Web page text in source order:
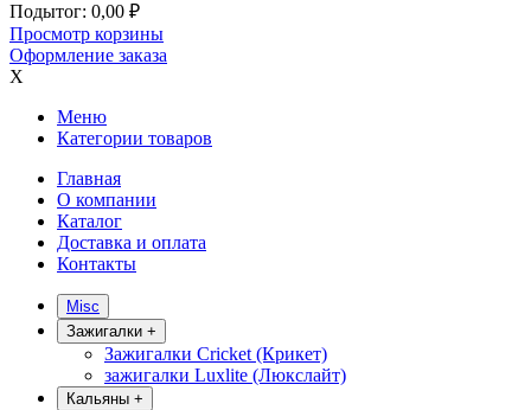
Подытог: 0,00 ₽
Просмотр корзины
Оформление заказа
X
Меню
Категории товаров
Главная
О компании
Каталог
Доставка и оплата
Контакты
Misc
Зажигалки +
Зажигалки Cricket (Крикет)
зажигалки Luxlite (Люкслайт)
Кальяны +